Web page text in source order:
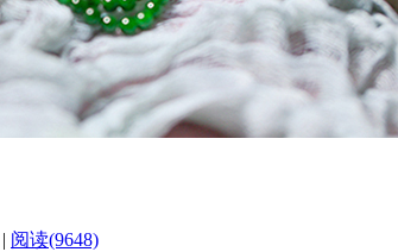
| 阅读(9648)